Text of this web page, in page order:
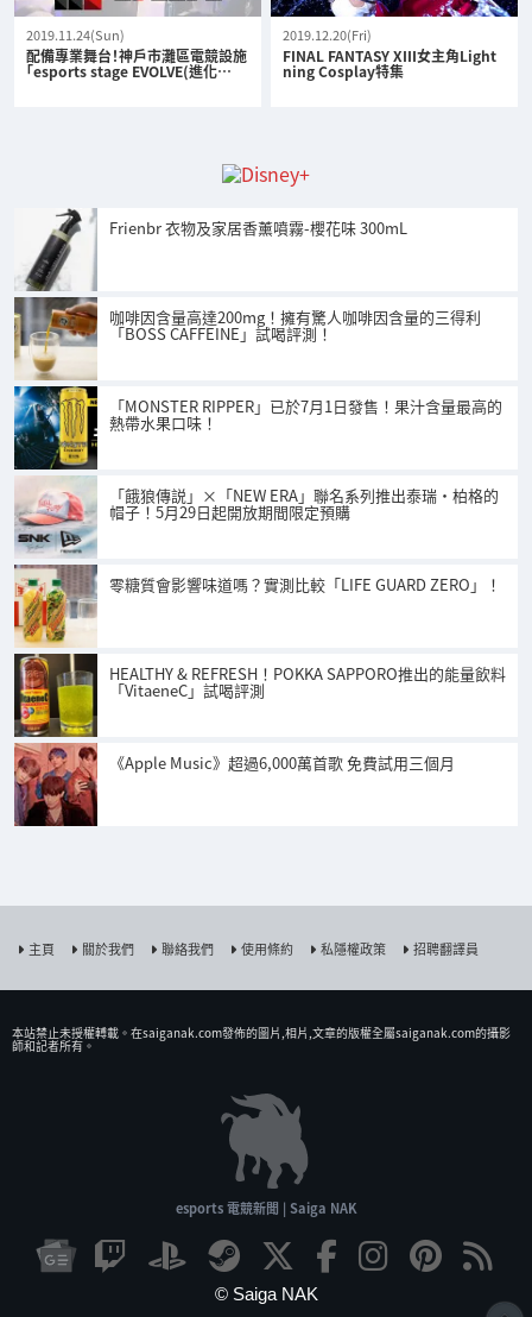
2019.11.24(Sun)
配備專業舞台！神戶市灘區電競設施
「esports stage EVOLVE(進化…
2019.12.20(Fri)
FINAL FANTASY XIII女主角Light
ning Cosplay特集
Frienbr 衣物及家居香薰噴霧-櫻花味 300mL
咖啡因含量高達200mg！擁有驚人咖啡因含量的三得利
「BOSS CAFFEINE」試喝評測！
「MONSTER RIPPER」已於7月1日發售！果汁含量最高的
熱帶水果口味！
「餓狼傳説」×「NEW ERA」聯名系列推出泰瑞·柏格的
帽子！5月29日起開放期間限定預購
零糖質會影響味道嗎？實測比較「LIFE GUARD ZERO」！
HEALTHY & REFRESH！POKKA SAPPORO推出的能量飲料
「VitaeneC」試喝評測
《Apple Music》超過6,000萬首歌 免費試用三個月
主頁 關於我們 聯絡我們 使用條約 私隱權政策 招聘翻譯員
本站禁止未授權𨍭載。在saiganak.com發佈的圖片,相片,文章的版權全屬saiganak.com的攝影
師和記者所有。
esports 電競新聞 | Saiga NAK
© Saiga NAK